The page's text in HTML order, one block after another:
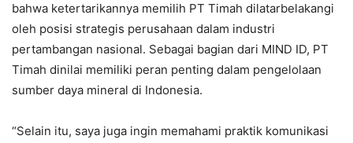
bahwa ketertarikannya memilih PT Timah dilatarbelakangi
oleh posisi strategis perusahaan dalam industri
pertambangan nasional. Sebagai bagian dari MIND ID, PT
Timah dinilai memiliki peran penting dalam pengelolaan
sumber daya mineral di Indonesia.
“Selain itu, saya juga ingin memahami praktik komunikasi